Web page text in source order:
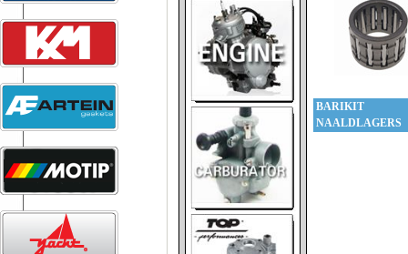
BARIKIT
NAALDLAGERS